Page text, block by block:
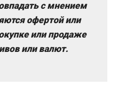
с мнением
офертой или
или продаже
или валют.